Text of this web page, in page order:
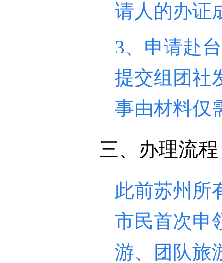
请人的办证
3、申请赴
提交组团社
事由材料仅
三、办理流程
此前苏州所
市民首次申
游、团队旅